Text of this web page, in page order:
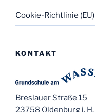
Cookie-Richtlinie (EU)
KONTAKT
Breslauer Straße 15
23758 Oldenburg i. H.